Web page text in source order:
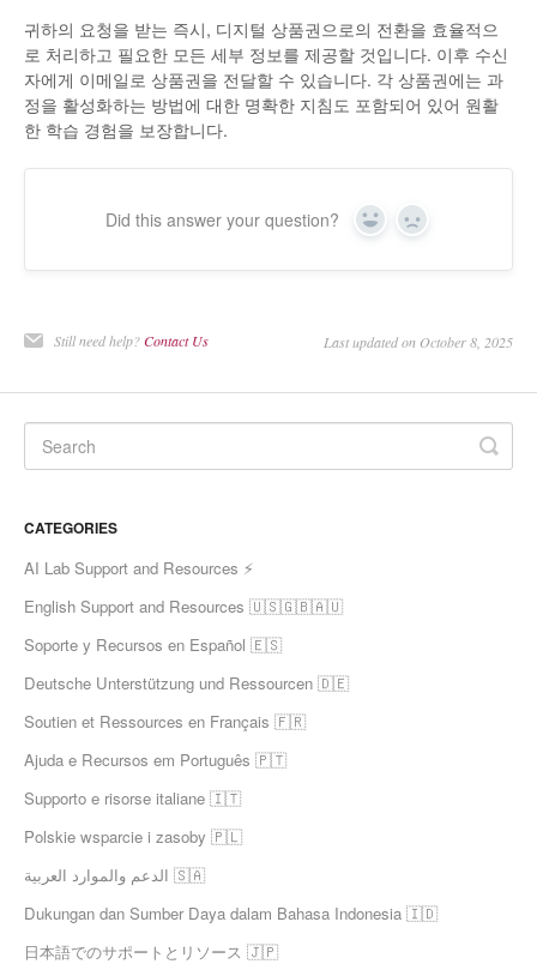
귀하의 요청을 받는 즉시, 디지털 상품권으로의 전환을 효율적으
로 처리하고 필요한 모든 세부 정보를 제공할 것입니다. 이후 수신
자에게 이메일로 상품권을 전달할 수 있습니다. 각 상품권에는 과
정을 활성화하는 방법에 대한 명확한 지침도 포함되어 있어 원활
한 학습 경험을 보장합니다.
Did this answer your question? Yes No
Still need help?Contact Us Last updated on October 8, 2025
CATEGORIES
AI Lab Support and Resources ⚡
English Support and Resources 🇺🇸🇬🇧🇦🇺
Soporte y Recursos en Español 🇪🇸
Deutsche Unterstützung und Ressourcen 🇩🇪
Soutien et Ressources en Français 🇫🇷
Ajuda e Recursos em Português 🇵🇹
Supporto e risorse italiane 🇮🇹
Polskie wsparcie i zasoby 🇵🇱
الدعم والموارد العربية 🇸🇦
Dukungan dan Sumber Daya dalam Bahasa Indonesia 🇮🇩
日本語でのサポートとリソース 🇯🇵